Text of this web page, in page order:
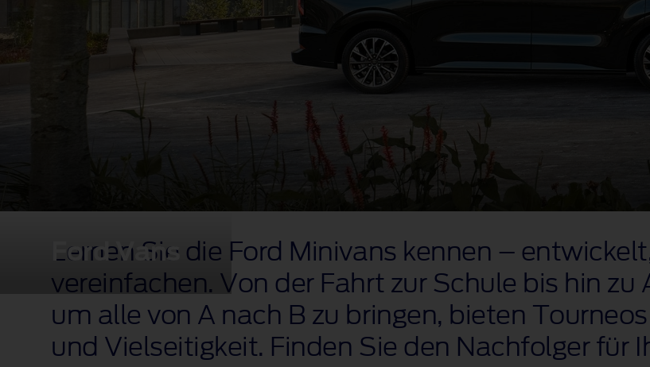
Ford Vans
Lernen Sie die Ford Minivans kennen –
vereinfachen. Von der Fahrt zur Schule bis hin zu
um alle von A nach B zu bringen, bieten
und Vielseitigkeit. Finden Sie den Nachfolger für